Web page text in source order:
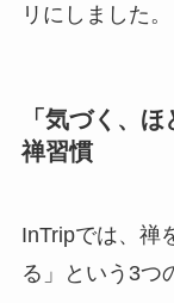
リにしました。
「気づく、
禅習慣
InTripでは、禅
る」という3つ